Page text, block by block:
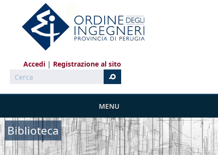
Salta al contenuto principale
Accedi
Registrazione al sito
Cerca
MENU
Biblioteca